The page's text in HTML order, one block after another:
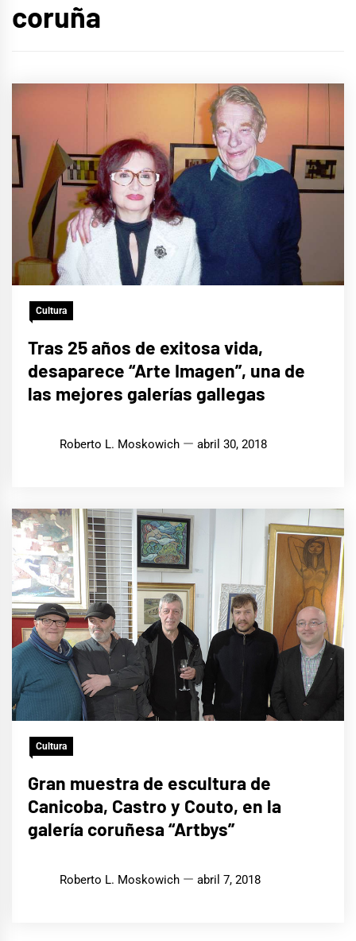
coruña
Cultura
Tras 25 años de exitosa vida,
desaparece “Arte Imagen”, una de
las mejores galerías gallegas
Roberto L. Moskowich abril 30, 2018
Cultura
Gran muestra de escultura de
Canicoba, Castro y Couto, en la
galería coruñesa “Artbys”
Roberto L. Moskowich abril 7, 2018